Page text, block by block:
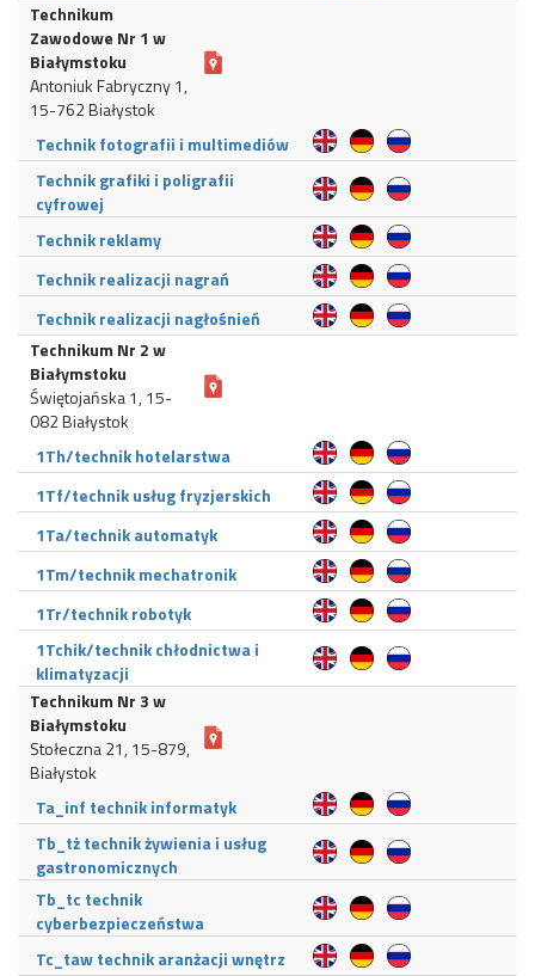
Technikum
Zawodowe Nr 1 w
Białymstoku
Antoniuk Fabryczny 1,
15-762 Białystok
Technik fotografii i multimediów
Technik grafiki i poligrafii
cyfrowej
Technik reklamy
Technik realizacji nagrań
Technik realizacji nagłośnień
Technikum Nr 2 w
Białymstoku
Świętojańska 1, 15-
082 Białystok
1Th/technik hotelarstwa
1Tf/technik usług fryzjerskich
1Ta/technik automatyk
1Tm/technik mechatronik
1Tr/technik robotyk
1Tchik/technik chłodnictwa i
klimatyzacji
Technikum Nr 3 w
Białymstoku
Stołeczna 21, 15-879,
Białystok
Ta_inf technik informatyk
Tb_tż technik żywienia i usług
gastronomicznych
Tb_tc technik
cyberbezpieczeństwa
Tc_taw technik aranżacji wnętrz